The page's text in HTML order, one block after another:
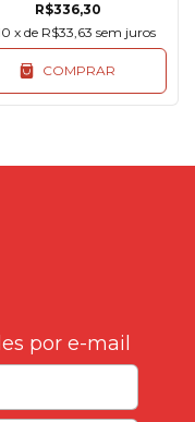
R$336,30
x de R$33,63 sem juros
COMPRAR
por e-mail